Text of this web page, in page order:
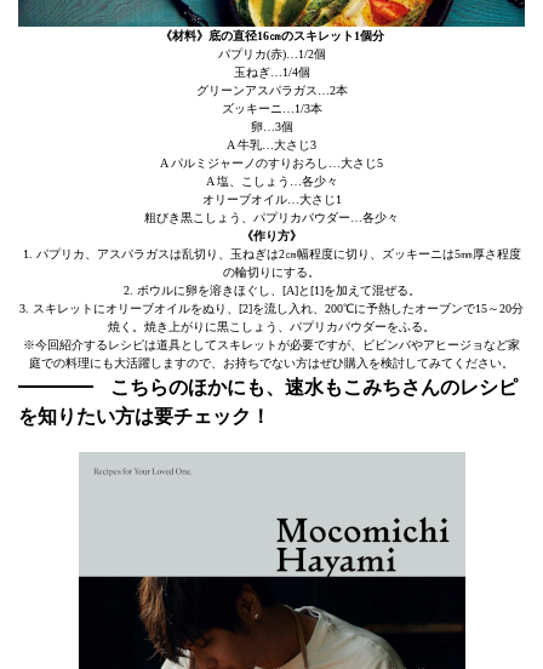
《材料》底の直径16㎝のスキレット1個分
パプリカ(赤)…1/2個
玉ねぎ…1/4個
グリーンアスパラガス…2本
ズッキーニ…1/3本
卵…3個
A 牛乳…大さじ3
A パルミジャーノのすりおろし…大さじ5
A 塩、こしょう…各少々
オリーブオイル…大さじ1
粗びき黒こしょう、パプリカパウダー…各少々
《作り方》
1. パプリカ、アスパラガスは乱切り、玉ねぎは2㎝幅程度に切り、ズッキーニは5㎜厚さ程度
の輪切りにする。
2. ボウルに卵を溶きほぐし、[A]と[1]を加えて混ぜる。
3. スキレットにオリーブオイルをぬり、[2]を流し入れ、200℃に予熱したオーブンで15～20分
焼く。焼き上がりに黒こしょう、パプリカパウダーをふる。
※今回紹介するレシピは道具としてスキレットが必要ですが、ビビンバやアヒージョなど家
庭での料理にも大活躍しますので、お持ちでない方はぜひ購入を検討してみてください。
こちらのほかにも、速水もこみちさんのレシピ
を知りたい方は要チェック！